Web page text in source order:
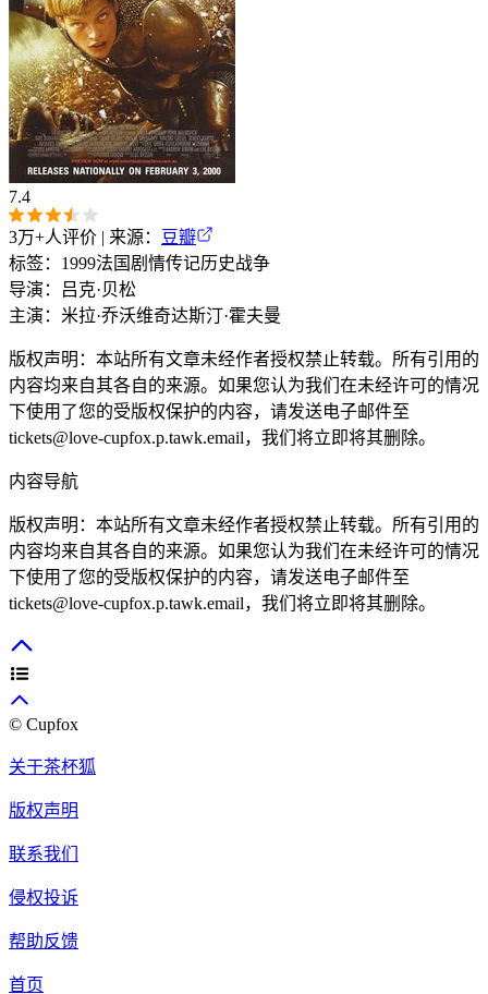
7.4
3万+人评价 | 来源：
豆瓣
标签： 1999法国 剧情传记历史战争
导演：
吕克·贝松
主演： 米拉·乔沃维奇达斯汀·霍夫曼
版权声明：本站所有文章未经作者授权禁止转载。所有引用的
内容均来自其各自的来源。如果您认为我们在未经许可的情况
下使用了您的受版权保护的内容，请发送电子邮件至
tickets@love-cupfox.p.tawk.email，我们将立即将其删除。
内容导航
版权声明：本站所有文章未经作者授权禁止转载。所有引用的
内容均来自其各自的来源。如果您认为我们在未经许可的情况
下使用了您的受版权保护的内容，请发送电子邮件至
tickets@love-cupfox.p.tawk.email，我们将立即将其删除。
© Cupfox
关于茶杯狐
版权声明
联系我们
侵权投诉
帮助反馈
首页